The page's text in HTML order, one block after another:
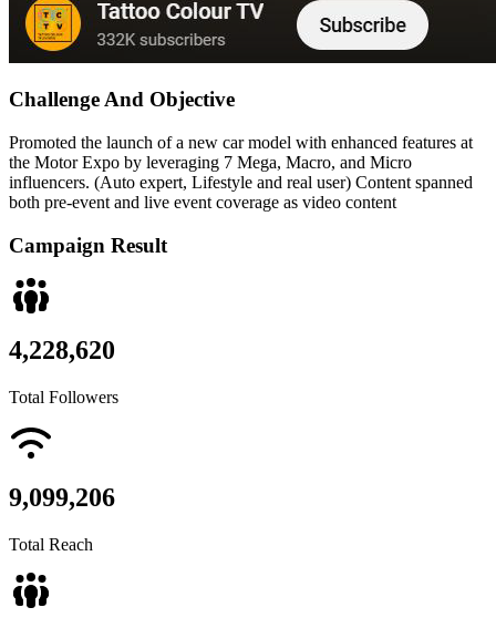
Challenge And Objective
Promoted the launch of a new car model with enhanced features at
the Motor Expo by leveraging 7 Mega, Macro, and Micro
influencers. (Auto expert, Lifestyle and real user) Content spanned
both pre-event and live event coverage as video content
Campaign Result
4,228,620
Total Followers
9,099,206
Total Reach